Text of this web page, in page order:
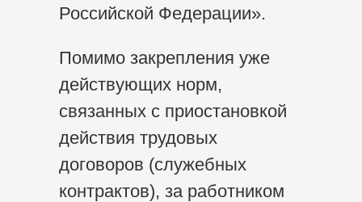
Российской Федерации».
Помимо закрепления уже
действующих норм,
связанных с приостановкой
действия трудовых
договоров (служебных
контрактов), за работником